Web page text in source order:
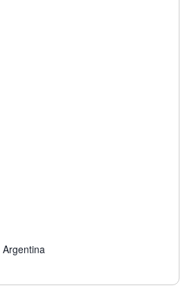
Argentina